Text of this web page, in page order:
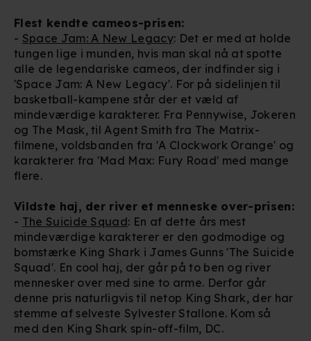
Flest kendte cameos-prisen:
- Space Jam: A New Legacy: Det er med at holde
tungen lige i munden, hvis man skal nå at spotte
alle de legendariske cameos, der indfinder sig i
'Space Jam: A New Legacy'. For på sidelinjen til
basketball-kampene står der et væld af
mindeværdige karakterer. Fra Pennywise, Jokeren
og The Mask, til Agent Smith fra The Matrix-
filmene, voldsbanden fra 'A Clockwork Orange' og
karakterer fra 'Mad Max: Fury Road' med mange
flere.
Vildste haj, der river et menneske over-prisen:
- The Suicide Squad: En af dette års mest
mindeværdige karakterer er den godmodige og
bomstærke King Shark i James Gunns 'The Suicide
Squad'. En cool haj, der går på to ben og river
mennesker over med sine to arme. Derfor går
denne pris naturligvis til netop King Shark, der har
stemme af selveste Sylvester Stallone. Kom så
med den King Shark spin-off-film, DC.